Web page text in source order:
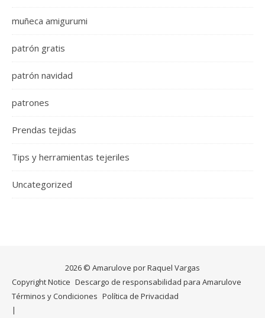
muñeca amigurumi
patrón gratis
patrón navidad
patrones
Prendas tejidas
Tips y herramientas tejeriles
Uncategorized
2026 © Amarulove por Raquel Vargas
Copyright Notice Descargo de responsabilidad para Amarulove
Términos y Condiciones Política de Privacidad